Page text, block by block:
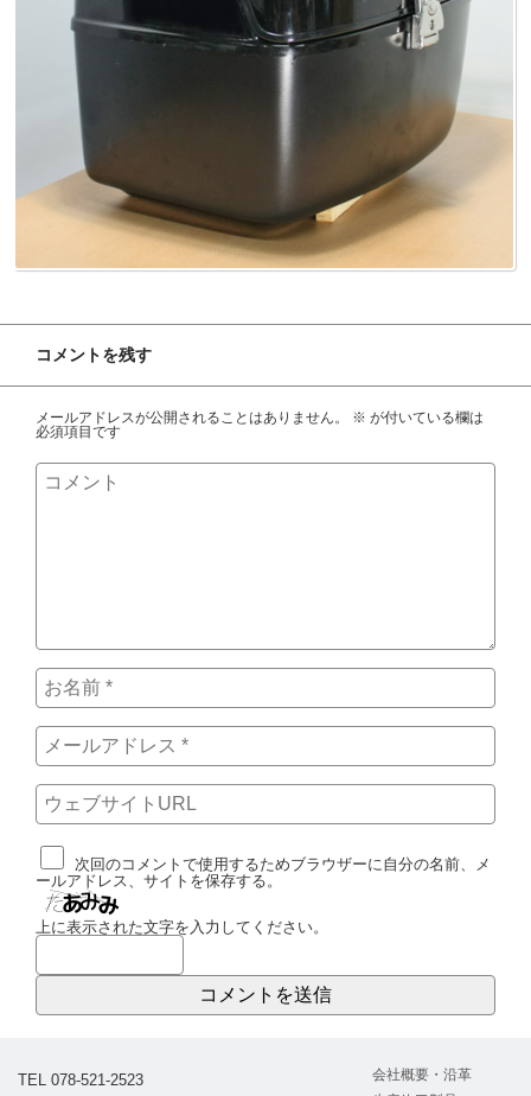
コメントを残す
メールアドレスが公開されることはありません。 ※ が付いている欄は
必須項目です
次回のコメントで使用するためブラウザーに自分の名前、メ
ールアドレス、サイトを保存する。
上に表示された文字を入力してください。
TEL 078-521-2523
会社概要・沿革